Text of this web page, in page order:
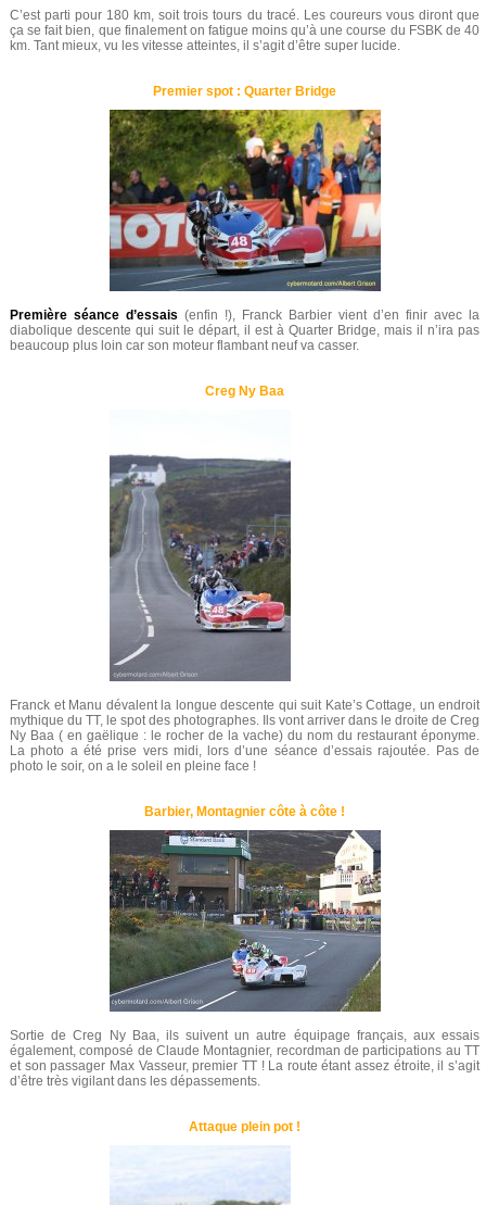
C’est parti pour 180 km, soit trois tours du tracé. Les coureurs vous diront que
ça se fait bien, que finalement on fatigue moins qu’à une course du FSBK de 40
km. Tant mieux, vu les vitesse atteintes, il s’agit d’être super lucide.
Premier spot : Quarter Bridge
Première séance d’essais (enfin !), Franck Barbier vient d’en finir avec la
diabolique descente qui suit le départ, il est à Quarter Bridge, mais il n’ira pas
beaucoup plus loin car son moteur flambant neuf va casser.
Creg Ny Baa
Franck et Manu dévalent la longue descente qui suit Kate’s Cottage, un endroit
mythique du TT, le spot des photographes. Ils vont arriver dans le droite de Creg
Ny Baa ( en gaëlique : le rocher de la vache) du nom du restaurant éponyme.
La photo a été prise vers midi, lors d’une séance d’essais rajoutée. Pas de
photo le soir, on a le soleil en pleine face !
Barbier, Montagnier côte à côte !
Sortie de Creg Ny Baa, ils suivent un autre équipage français, aux essais
également, composé de Claude Montagnier, recordman de participations au TT
et son passager Max Vasseur, premier TT ! La route étant assez étroite, il s’agit
d’être très vigilant dans les dépassements.
Attaque plein pot !